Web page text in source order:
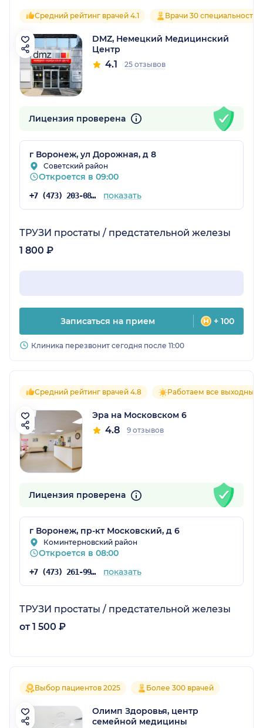
Средний рейтинг врачей 4.1 Врачи 30 специальностей
DMZ, Немецкий Медицинский
Центр
4.1 25 отзывов
Лицензия проверена
г Воронеж, ул Дорожная, д 8
Советский район
Откроется в 09:00
+7 (473) 203-08-47 показать
ТРУЗИ простаты / предстательной железы
1 800 ₽
Записаться на прием + 100
Клиника перезвонит сегодня после 11:00
Средний рейтинг врачей 4.8 Работаем все выходные
Эра на Московском 6
4.8 9 отзывов
Лицензия проверена
г Воронеж, пр-кт Московский, д 6
Коминтерновский район
Откроется в 08:00
+7 (473) 261-99-55 показать
ТРУЗИ простаты / предстательной железы
от 1 500 ₽
Выбор пациентов 2025 Более 300 врачей
Олимп Здоровья, центр
семейной медицины